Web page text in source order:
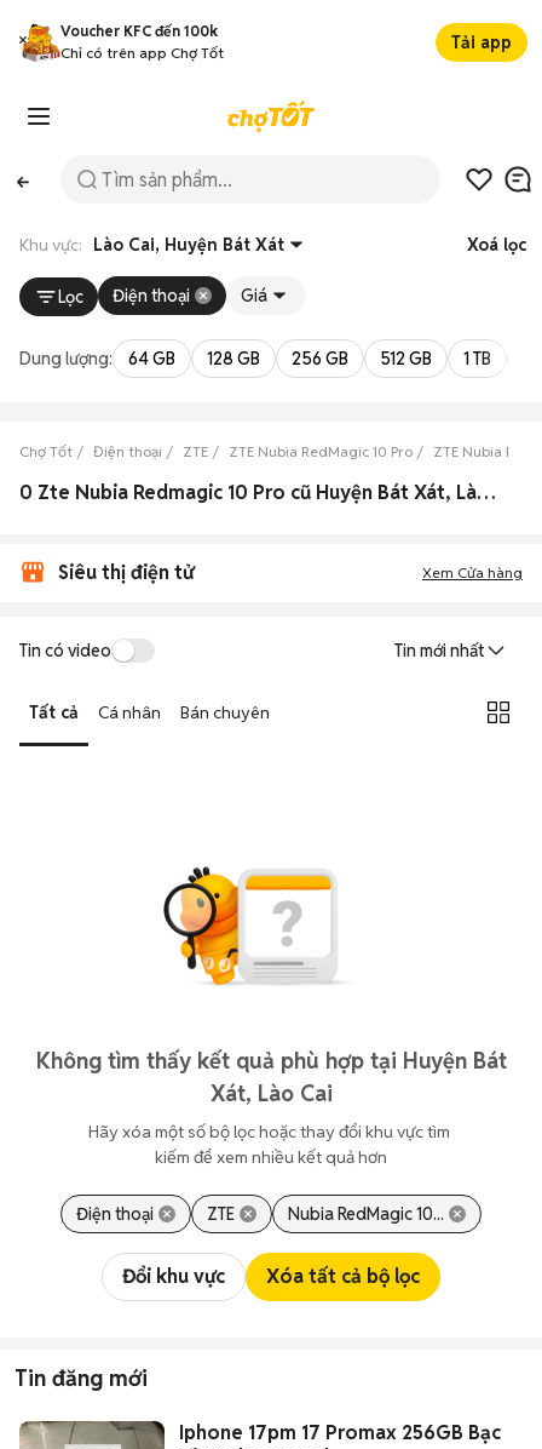
Voucher KFC đến 100k
Chỉ có trên app Chợ Tốt
Tải app
Khu vực: Lào Cai, Huyện Bát Xát Xoá lọc
Lọc Điện thoại Giá
Dung lượng: 64 GB 128 GB 256 GB 512 GB 1 TB
Chợ Tốt Điện thoại ZTE ZTE Nubia RedMagic 10 Pro ZTE Nubia
0 Zte Nubia Redmagic 10 Pro cũ Huyện Bát Xát, Lào Cai đẹp
Siêu thị điện tử Xem Cửa hàng
Tin có video Tin mới nhất
Tất cả Cá nhân Bán chuyên
Không tìm thấy kết quả phù hợp tại Huyện Bát
Xát, Lào Cai
Hãy xóa một số bộ lọc hoặc thay đổi khu vực tìm
kiếm để xem nhiều kết quả hơn
Điện thoại ZTE Nubia RedMagic 10...
Đổi khu vực Xóa tất cả bộ lọc
Tin đăng mới
Iphone 17pm 17 Promax 256GB Bạc